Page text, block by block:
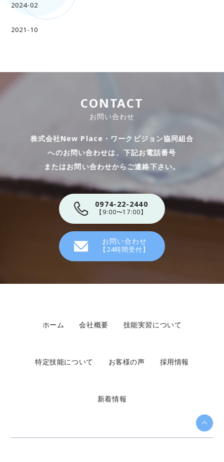
2024-02
2021-10
CONTACT
お問い合わせ
株式会社New Place・ワークビジョン協同組合
へのお問い合わせは、下記お電話番号
​​​​​​​またはお問い合わせからご連絡下さい。
0974-22-2440
【9:00〜17:00】
お問い合わせ
【24時間受付】
ホーム 会社概要 技能実習について
特定技能について お客様の声 採用情報
新着情報